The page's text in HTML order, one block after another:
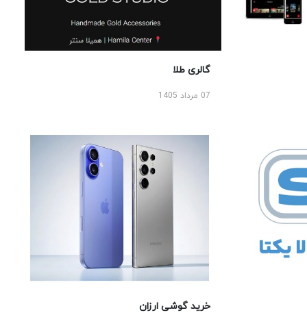
گالری طلا
07 مرداد 1405
خرید گوشی ارزان